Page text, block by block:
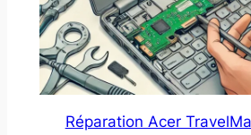
Réparation Acer